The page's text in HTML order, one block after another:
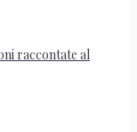
raccontate al